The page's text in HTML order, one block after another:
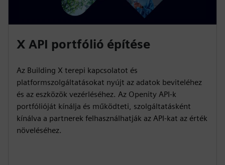
X API portfólió építése
Az Building X terepi kapcsolatot és
platformszolgáltatásokat nyújt az adatok beviteléhez
és az eszközök vezérléséhez. Az Openity API-k
portfólióját kínálja és működteti, szolgáltatásként
kínálva a partnerek felhasználhatják az API-kat az érték
növeléséhez.